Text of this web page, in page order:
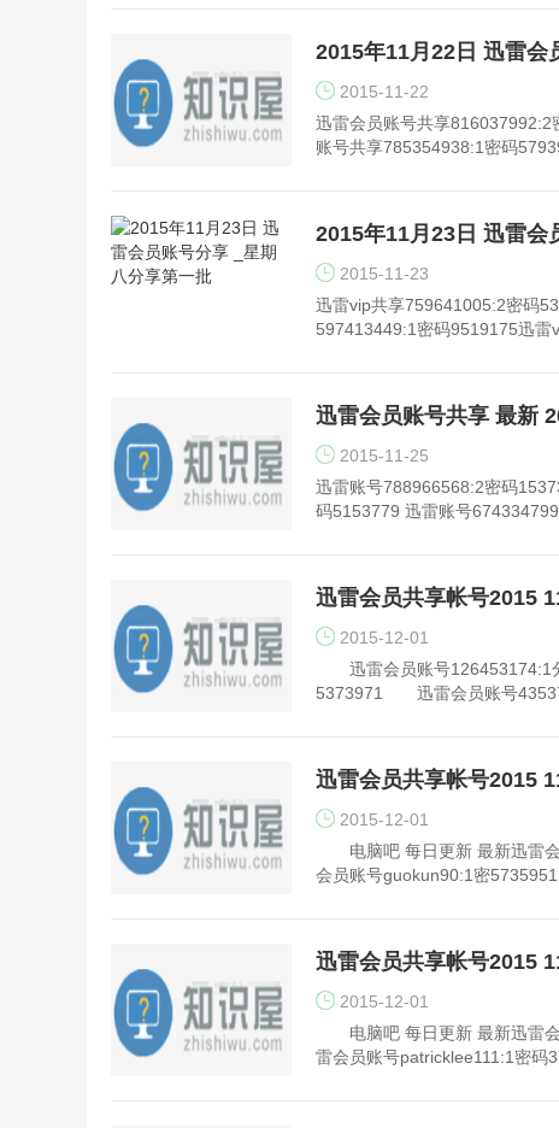
2015年11月22日 迅雷会
2015-11-22
迅雷会员账号共享
账号共享785354938:1密码
2015年11月23日 迅雷会
2015-11-23
迅雷vip共享759641005:2密码
597413449:1密码9519175迅
迅雷会员账号共享 最新
2015-11-25
迅雷账号788966568:2密码
码5153779 迅雷账号
迅雷会员共享帐号2015
2015-12-01
迅雷会员账号126453174:1
5373971 迅雷会员账号
迅雷会员共享帐号2015
2015-12-01
电脑吧 每日更新 最新迅雷
会员账号guokun90:1密
迅雷会员共享帐号2015
2015-12-01
电脑吧 每日更新 最新迅雷
雷会员账号patricklee111:1密